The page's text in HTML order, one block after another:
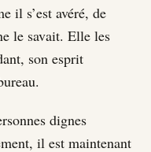
il s’est avéré, de
le savait. Elle les
son esprit
dignes
il est maintenant